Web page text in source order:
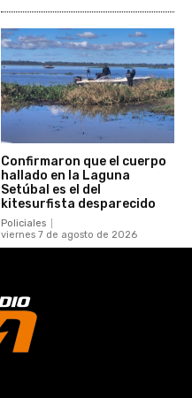
Confirmaron que el cuerpo
hallado en la Laguna
Setúbal es el del
kitesurfista desparecido
Policiales
viernes 7 de agosto de 2026